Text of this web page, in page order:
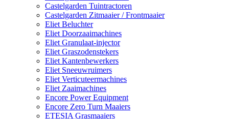
Castelgarden Tuintractoren
Castelgarden Zitmaaier / Frontmaaier
Eliet Beluchter
Eliet Doorzaaimachines
Eliet Granulaat-injector
Eliet Graszodenstekers
Eliet Kantenbewerkers
Eliet Sneeuwruimers
Eliet Verticuteermachines
Eliet Zaaimachines
Encore Power Equipment
Encore Zero Turn Maaiers
ETESIA Grasmaaiers